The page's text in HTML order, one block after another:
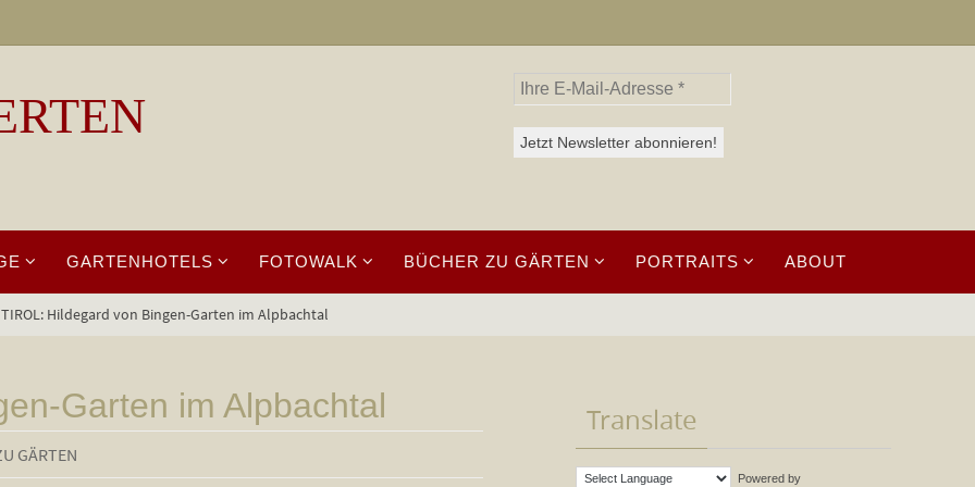
GARTENHOTELS FOTOWALK BÜCHER ZU GÄRTEN PORTRAITS ABOUT
TIROL: Hildegard von Bingen-Garten im Alpbachtal
Garten im Alpbachtal
GÄRTEN
Translate
Powered by